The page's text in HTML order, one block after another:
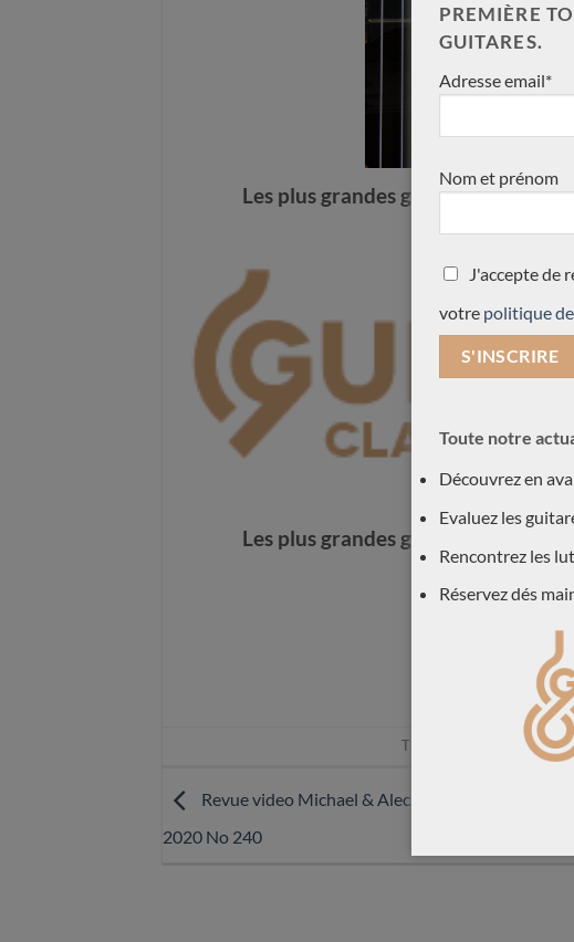
Les plus grandes guitares de
Les plus grandes guitares de
www.guitare-
This entry was posted in
Revue video Michael & Alec O’Leary Exclusive
2020 No 240
Etats-Unis – 4900€
PREMIÈRE
GUITARES.
Adresse email*
Nom et prénom
J'accepte de
votre politique
Toute notre
Découvrez en
Evaluez les
Rencontrez les
Réservez dés